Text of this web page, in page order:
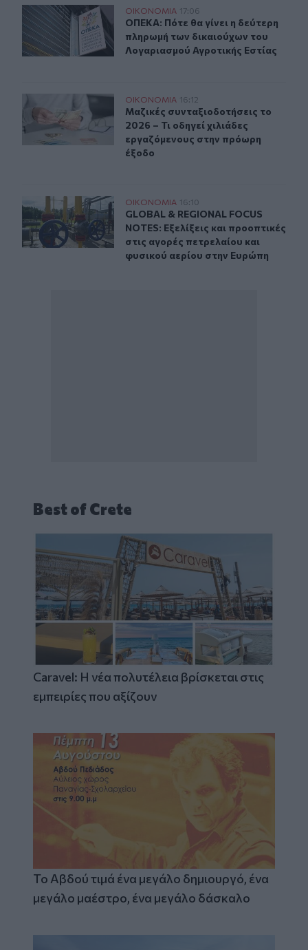
ΟΠΕΚΑ: Πότε θα γίνει η δεύτερη πληρωμή των
ΟΙΚΟΝΟΜΙΑ 17:06
ΟΠΕΚΑ: Πότε θα γίνει η δεύτερη
ΟΠΕΚΑ: Πότε θα γίνει η δεύτερη
πληρωμή των δικαιούχων του
Λογαριασμού Αγροτικής Εστίας
Μαζικές συνταξιοδοτήσεις το 2026 – Τι οδηγεί
ΟΙΚΟΝΟΜΙΑ 16:12
Μαζικές συνταξιοδοτήσεις το
Μαζικές συνταξιοδοτήσεις το
2026 – Τι οδηγεί χιλιάδες
εργαζόμενους στην πρόωρη
έξοδο
GLOBAL & REGIONAL FOCUS NOTES: Εξελίξεις και
ΟΙΚΟΝΟΜΙΑ 16:10
GLOBAL & REGIONAL FOCUS
GLOBAL & REGIONAL FOCUS
NOTES: Εξελίξεις και προοπτικές
στις αγορές πετρελαίου και
φυσικού αερίου στην Ευρώπη
Best of Crete
Caravel: Η νέα πολυτέλεια βρίσκεται στις
εμπειρίες που αξίζουν
Το Αβδού τιμά ένα μεγάλο δημιουργό, ένα
μεγάλο μαέστρο, ένα μεγάλο δάσκαλο